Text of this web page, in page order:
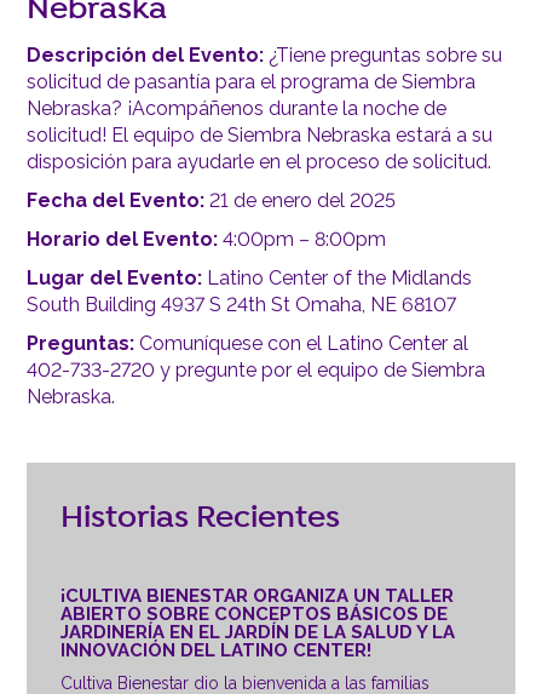
Nebraska
Descripción del Evento: ¿Tiene preguntas sobre su
solicitud de pasantía para el programa de Siembra
Nebraska? ¡Acompáñenos durante la noche de
solicitud! El equipo de Siembra Nebraska estará a su
disposición para ayudarle en el proceso de solicitud.
Fecha del Evento: 21 de enero del 2025
Horario del Evento: 4:00pm – 8:00pm
Lugar del Evento: Latino Center of the Midlands
South Building 4937 S 24th St Omaha, NE 68107
Preguntas: Comuníquese con el Latino Center al
402-733-2720 y pregunte por el equipo de Siembra
Nebraska.
Historias Recientes
¡CULTIVA BIENESTAR ORGANIZA UN TALLER
ABIERTO SOBRE CONCEPTOS BÁSICOS DE
JARDINERÍA EN EL JARDÍN DE LA SALUD Y LA
INNOVACIÓN DEL LATINO CENTER!
Cultiva Bienestar dio la bienvenida a las familias